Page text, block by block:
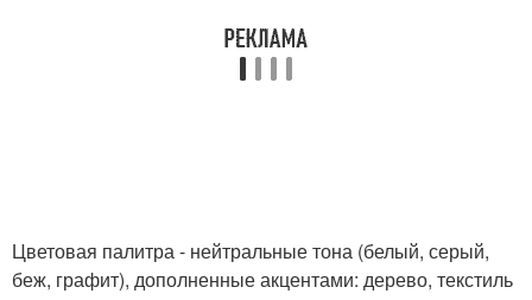
Цветовая палитра - нейтральные тона (белый, серый,
беж, графит), дополненные акцентами: дерево, текстиль